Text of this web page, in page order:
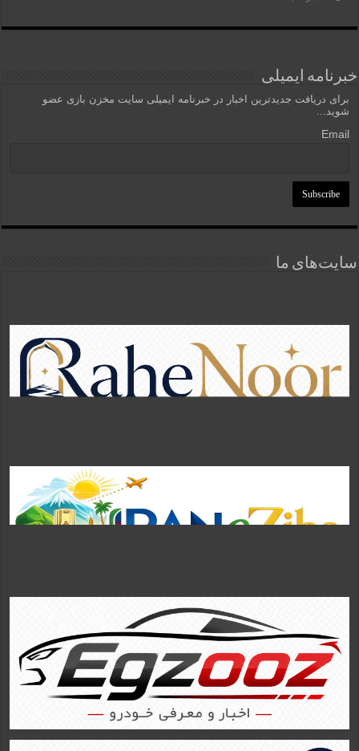
خبرنامه ایمیلی
برای دریافت جدیدترین اخبار در خبرنامه ایمیلی سایت مخزن بازی عضو
شوید...
Email
سایت‌های ما